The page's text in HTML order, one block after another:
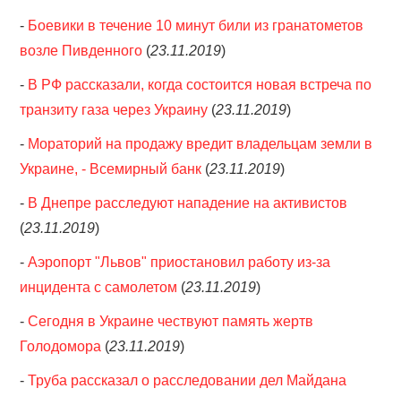
- Боевики в течение 10 минут били из гранатометов
возле Пивденного (23.11.2019)
- В РФ рассказали, когда состоится новая встреча по
транзиту газа через Украину (23.11.2019)
- Мораторий на продажу вредит владельцам земли в
Украине, - Всемирный банк (23.11.2019)
- В Днепре расследуют нападение на активистов
(23.11.2019)
-Аэропорт "Львов" приостановил работу из-за
инцидента с самолетом (23.11.2019)
-Сегодня в Украине чествуют память жертв
Голодомора (23.11.2019)
-Труба рассказал о расследовании дел Майдана